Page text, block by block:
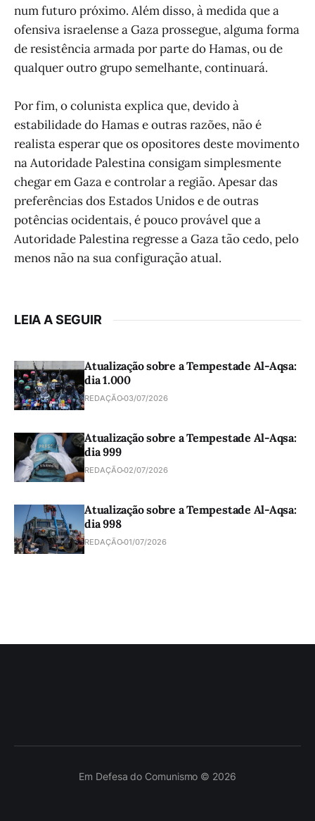
num futuro próximo. Além disso, à medida que a
ofensiva israelense a Gaza prossegue, alguma forma
de resistência armada por parte do Hamas, ou de
qualquer outro grupo semelhante, continuará.
Por fim, o colunista explica que, devido à
estabilidade do Hamas e outras razões, não é
realista esperar que os opositores deste movimento
na Autoridade Palestina consigam simplesmente
chegar em Gaza e controlar a região. Apesar das
preferências dos Estados Unidos e de outras
potências ocidentais, é pouco provável que a
Autoridade Palestina regresse a Gaza tão cedo, pelo
menos não na sua configuração atual.
LEIA A SEGUIR
Atualização sobre a Tempestade Al-Aqsa:
dia 1.000
REDAÇÃO03/07/2026
Atualização sobre a Tempestade Al-Aqsa:
dia 999
REDAÇÃO02/07/2026
Atualização sobre a Tempestade Al-Aqsa:
dia 998
REDAÇÃO01/07/2026
Em Defesa do Comunismo © 2026